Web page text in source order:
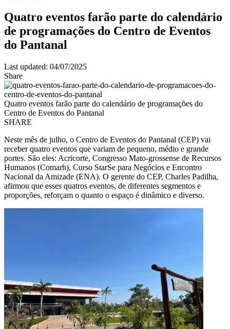
Quatro eventos farão parte do calendário
de programações do Centro de Eventos
do Pantanal
Last updated: 04/07/2025
Share
Quatro eventos farão parte do calendário de programações do
Centro de Eventos do Pantanal
SHARE
Neste mês de julho, o Centro de Eventos do Pantanal (CEP) vai
receber quatro eventos que variam de pequeno, médio e grande
portes. São eles: Acricorte, Congresso Mato-grossense de Recursos
Humanos (Comarh), Curso StarSe para Negócios e Encontro
Nacional da Amizade (ENA). O gerente do CEP, Charles Padilha,
afirmou que esses quatros eventos, de diferentes segmentos e
proporções, reforçam o quanto o espaço é dinâmico e diverso.